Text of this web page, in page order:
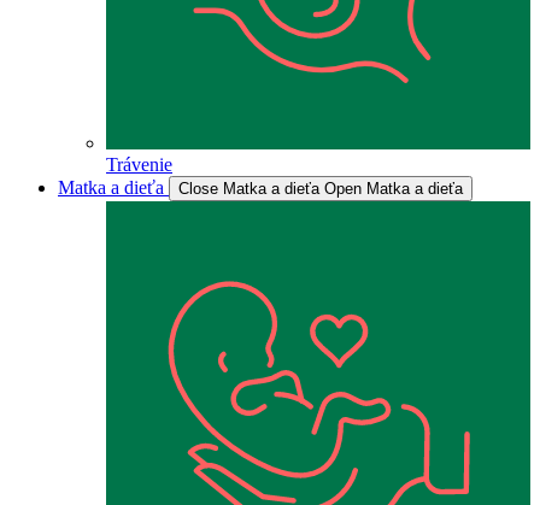
Trávenie
Matka a dieťa
Close Matka a dieťa Open Matka a dieťa